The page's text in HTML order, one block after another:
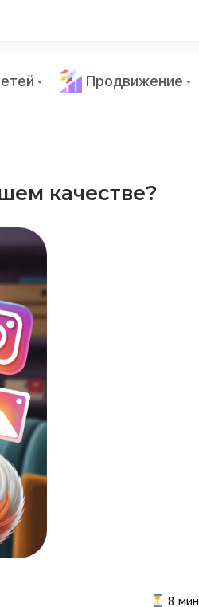
Продвижение
качестве?
8 мин